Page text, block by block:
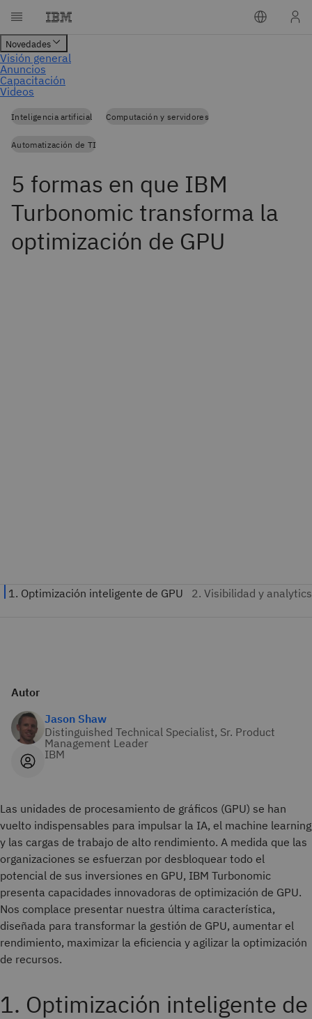
Inteligencia artificial Computación y servidores
Automatización de TI
5 formas en que IBM
Turbonomic transforma la
optimización de GPU
Autor
Jason Shaw
Distinguished Technical Specialist, Sr. Product
Management Leader
IBM
Las unidades de procesamiento de gráficos (GPU) se han
vuelto indispensables para impulsar la IA, el machine learning
y las cargas de trabajo de alto rendimiento. A medida que las
organizaciones se esfuerzan por desbloquear todo el
potencial de sus inversiones en GPU, IBM Turbonomic
presenta capacidades innovadoras de optimización de GPU.
Nos complace presentar nuestra última característica,
diseñada para transformar la gestión de GPU, aumentar el
rendimiento, maximizar la eficiencia y agilizar la optimización
de recursos.
1. Optimización inteligente de